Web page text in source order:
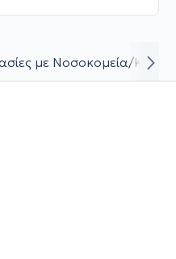
με Νοσοκομεία/Κλινικές